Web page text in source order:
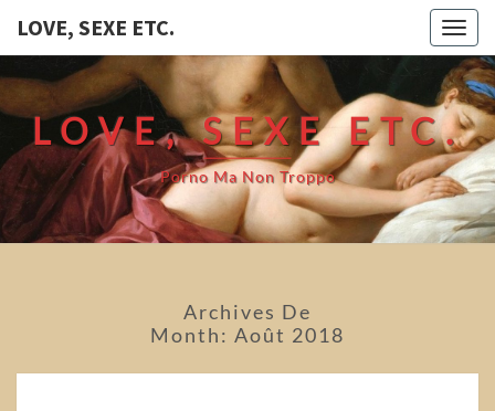
LOVE, SEXE ETC.
LOVE, SEXE ETC.
Porno Ma Non Troppo
Archives De
Month: Août 2018